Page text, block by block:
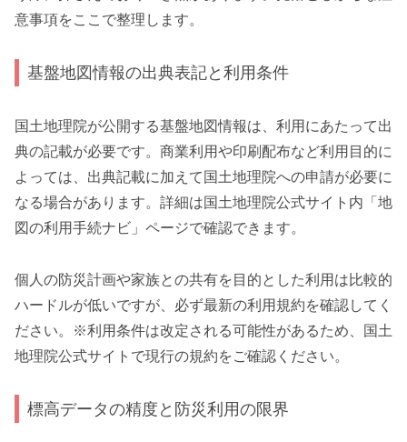
意事項をここで整理します。
基盤地図情報の出典表記と利用条件
国土地理院が公開する基盤地図情報は、利用にあたって出
典の記載が必要です。商業利用や印刷配布など利用目的に
よっては、出典記載に加えて国土地理院への申請が必要に
なる場合があります。詳細は国土地理院公式サイト内「地
図の利用手続ナビ」ページで確認できます。
個人の防災計画や家族との共有を目的とした利用は比較的
ハードルが低いですが、必ず最新の利用規約を確認してく
ださい。※利用条件は改定される可能性があるため、国土
地理院公式サイトで現行の規約をご確認ください。
標高データの精度と防災利用の限界